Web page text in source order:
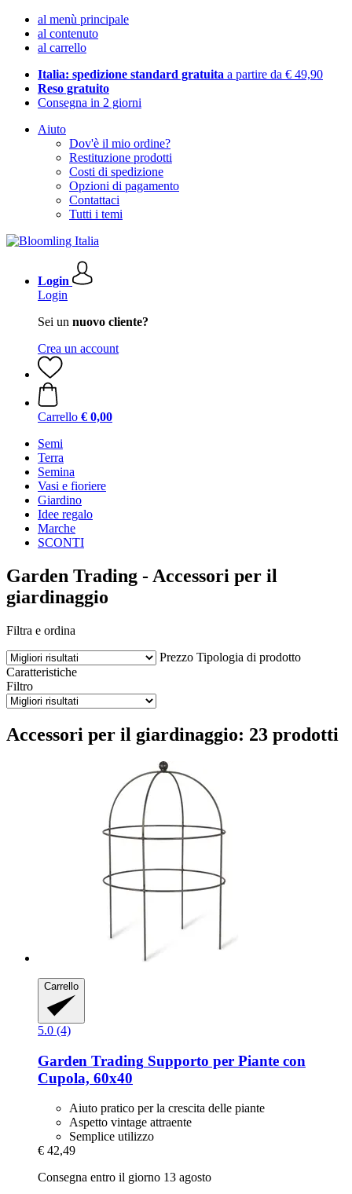
al menù principale
al contenuto
al carrello
Italia: spedizione standard gratuita a partire da € 49,90
Reso gratuito
Consegna in 2 giorni
Aiuto
Dov'è il mio ordine?
Restituzione prodotti
Costi di spedizione
Opzioni di pagamento
Contattaci
Tutti i temi
Login
Login
Sei un nuovo cliente?
Crea un account
Carrello € 0,00
Semi
Terra
Semina
Vasi e fioriere
Giardino
Idee regalo
Marche
SCONTI
Garden Trading - Accessori per il
giardinaggio
Filtra e ordina
Prezzo Tipologia di prodotto
Caratteristiche
Filtro
Accessori per il giardinaggio: 23 prodotti
Carrello
5.0 (4)
Garden Trading Supporto per Piante con
Cupola, 60x40
Aiuto pratico per la crescita delle piante
Aspetto vintage attraente
Semplice utilizzo
€ 42,49
Consegna entro il giorno 13 agosto